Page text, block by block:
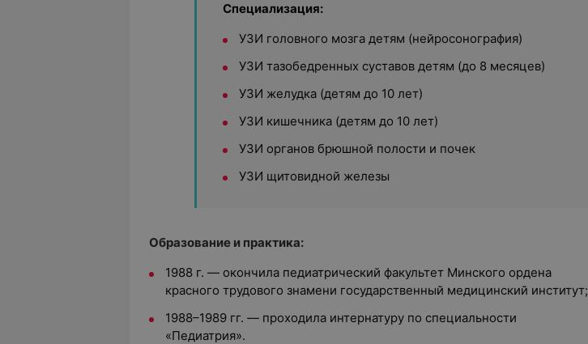
Специализация:
УЗИ головного мозга детям (нейросонография)
УЗИ тазобедренных суставов детям (до 8 месяцев)
УЗИ желудка (детям до 10 лет)
УЗИ кишечника (детям до 10 лет)
УЗИ органов брюшной полости и почек
УЗИ щитовидной железы
Образование и практика:
1988 г. — окончила педиатрический факультет Минского ордена
красного трудового знамени государственный медицинский институт;
1988–1989 гг. — проходила интернатуру по специальности
«Педиатрия».